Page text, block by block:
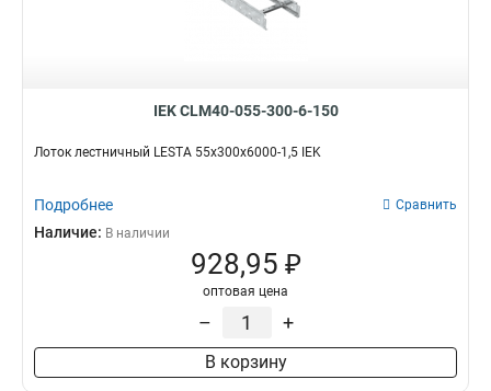
IEK CLM40-055-300-6-150
Лоток лестничный LESTA 55х300х6000-1,5 IEK
Подробнее Сравнить
Наличие: В наличии
928,95 ₽
оптовая цена
– +
В корзину